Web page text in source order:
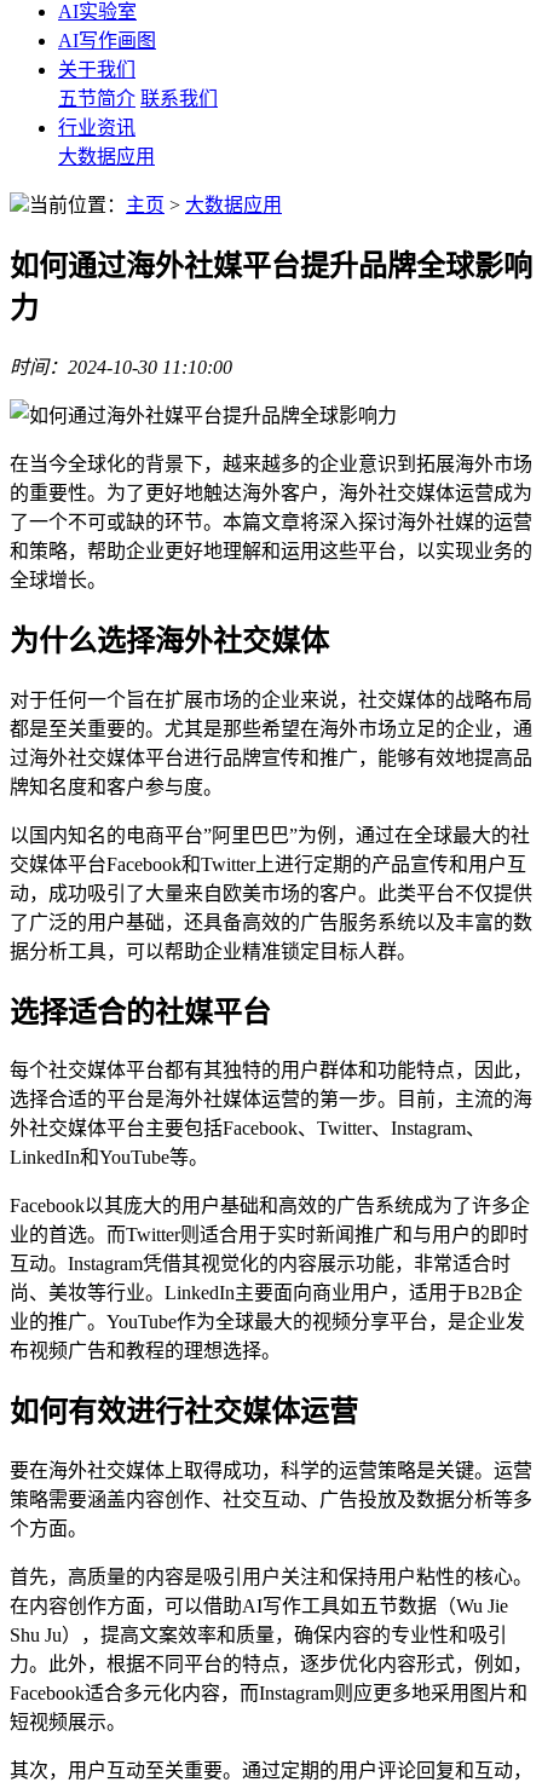
AI实验室
AI写作画图
关于我们
五节简介 联系我们
行业资讯
大数据应用
当前位置： 主页 > 大数据应用
如何通过海外社媒平台提升品牌全球影响
力
时间：2024-10-30 11:10:00
在当今全球化的背景下，越来越多的企业意识到拓展海外市场
的重要性。为了更好地触达海外客户，海外社交媒体运营成为
了一个不可或缺的环节。本篇文章将深入探讨海外社媒的运营
和策略，帮助企业更好地理解和运用这些平台，以实现业务的
全球增长。
为什么选择海外社交媒体
对于任何一个旨在扩展市场的企业来说，社交媒体的战略布局
都是至关重要的。尤其是那些希望在海外市场立足的企业，通
过海外社交媒体平台进行品牌宣传和推广，能够有效地提高品
牌知名度和客户参与度。
以国内知名的电商平台”阿里巴巴”为例，通过在全球最大的社
交媒体平台Facebook和Twitter上进行定期的产品宣传和用户互
动，成功吸引了大量来自欧美市场的客户。此类平台不仅提供
了广泛的用户基础，还具备高效的广告服务系统以及丰富的数
据分析工具，可以帮助企业精准锁定目标人群。
选择适合的社媒平台
每个社交媒体平台都有其独特的用户群体和功能特点，因此，
选择合适的平台是海外社媒体运营的第一步。目前，主流的海
外社交媒体平台主要包括Facebook、Twitter、Instagram、
LinkedIn和YouTube等。
Facebook以其庞大的用户基础和高效的广告系统成为了许多企
业的首选。而Twitter则适合用于实时新闻推广和与用户的即时
互动。Instagram凭借其视觉化的内容展示功能，非常适合时
尚、美妆等行业。LinkedIn主要面向商业用户，适用于B2B企
业的推广。YouTube作为全球最大的视频分享平台，是企业发
布视频广告和教程的理想选择。
如何有效进行社交媒体运营
要在海外社交媒体上取得成功，科学的运营策略是关键。运营
策略需要涵盖内容创作、社交互动、广告投放及数据分析等多
个方面。
首先，高质量的内容是吸引用户关注和保持用户粘性的核心。
在内容创作方面，可以借助AI写作工具如五节数据（Wu Jie
Shu Ju），提高文案效率和质量，确保内容的专业性和吸引
力。此外，根据不同平台的特点，逐步优化内容形式，例如，
Facebook适合多元化内容，而Instagram则应更多地采用图片和
短视频展示。
其次，用户互动至关重要。通过定期的用户评论回复和互动，